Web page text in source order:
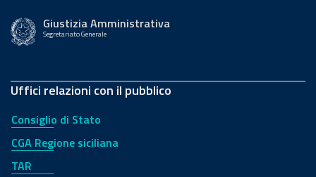
Giustizia Amministrativa
Segretariato Generale
Uffici relazioni con il pubblico
Consiglio di Stato
CGA Regione siciliana
TAR